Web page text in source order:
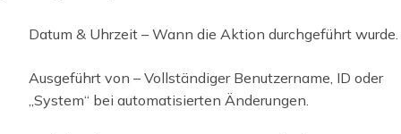
Datum & Uhrzeit – Wann die Aktion durchgeführt wurde.
Ausgeführt von – Vollständiger Benutzername, ID oder
„System“ bei automatisierten Änderungen.